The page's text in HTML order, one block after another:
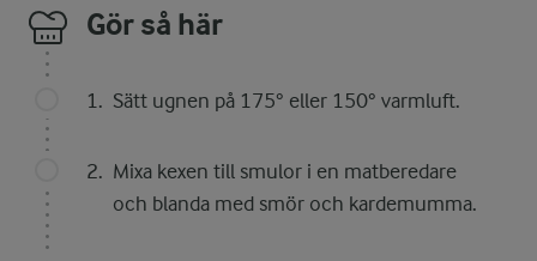
Gör så här
Sätt ugnen på 175° eller 150° varmluft.
Mixa kexen till smulor i en matberedare
och blanda med smör och kardemumma.